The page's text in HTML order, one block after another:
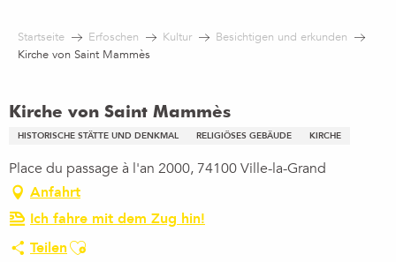
contenu
Startseite Erfoschen Kultur
Besichtigen und erkunden
Kirche von Saint Mammès
Kirche von Saint Mammès
HISTORISCHE STÄTTE UND DENKMAL RELIGIÖSES GEBÄUDE KIRCHE
Place du passage à l'an 2000, 74100 Ville-la-Grand
Anfahrt
Ich fahre mit dem Zug hin!
TeilenAjouter aux favoris